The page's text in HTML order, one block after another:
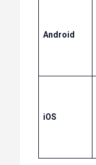
Android
iOS